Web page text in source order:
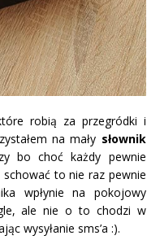
robią za przegródki i
na mały słownik
bo choć każdy pewnie
to nie raz pewnie
wpłynie na pokojowy
ale nie o to chodzi w
wysyłanie sms’a :).